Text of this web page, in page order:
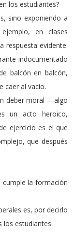
los estudiantes?
sino exponiendo a
en clases
respuesta evidente.
indocumentado
balcón en balcón,
caer al vacío.
deber moral —algo
un acto heroico,
ejercicio es el que
que después
cumple la formación
es, por decirlo
los estudiantes.